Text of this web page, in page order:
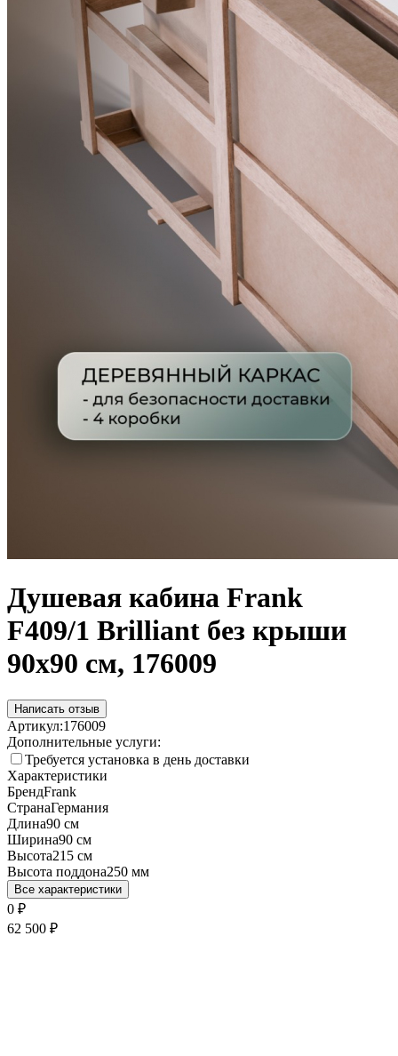
Душевая кабина Frank
F409/1 Brilliant без крыши
90x90 см, 176009
Написать отзыв
Артикул:176009
Дополнительные услуги:
Требуется установка в день доставки
Характеристики
БрендFrank
СтранаГермания
Длина90 см
Ширина90 см
Высота215 см
Высота поддона250 мм
Все характеристики
0 ₽
62 500 ₽